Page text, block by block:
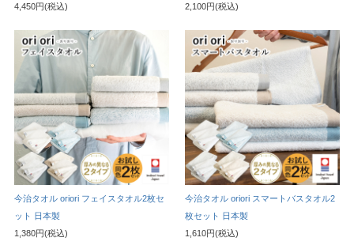
4,450円(税込)
2,100円(税込)
今治タオル oriori フェイスタオル2枚セ
ット 日本製
1,380円(税込)
今治タオル oriori スマートバスタオル2
枚セット 日本製
1,610円(税込)